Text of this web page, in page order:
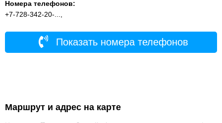
Номера телефонов:
+7-728-342-20-...,
Показать номера телефонов
Маршрут и адрес на карте